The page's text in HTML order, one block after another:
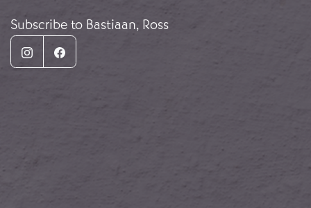
Subscribe to Bastiaan, Ross
InstagramFacebook